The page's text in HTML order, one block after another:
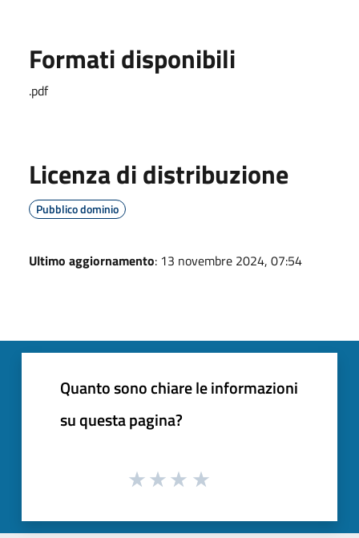
Formati disponibili
.pdf
Licenza di distribuzione
Pubblico dominio
Ultimo aggiornamento: 13 novembre 2024, 07:54
Quanto sono chiare le informazioni
su questa pagina?